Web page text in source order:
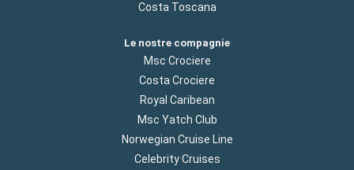
Costa Toscana
Le nostre compagnie
Msc Crociere
Costa Crociere
Royal Caribean
Msc Yatch Club
Norwegian Cruise Line
Celebrity Cruises